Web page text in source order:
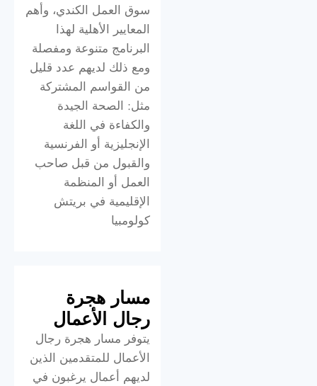
سوق العمل الكندي، وأهم
المعايير الأهلية لهذا
البرنامج متنوعة ومفصلة
ومع ذلك لديهم عدد قليل
من القواسم المشتركة
مثل: الصحة الجيدة
والكفاءة في اللغة
الإنجليزية أو الفرنسية
والقبول من قبل صاحب
العمل أو المنظمة
الإقليمية في بريتش
كولومبيا
مسار هجرة
رجال الأعمال
يتوفر مسار هجرة رجال
الأعمال للمتقدمين الذين
لديهم أعمال يرغبون في